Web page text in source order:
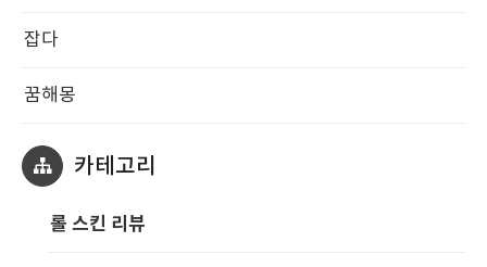
잡다
꿈해몽
카테고리
롤 스킨 리뷰